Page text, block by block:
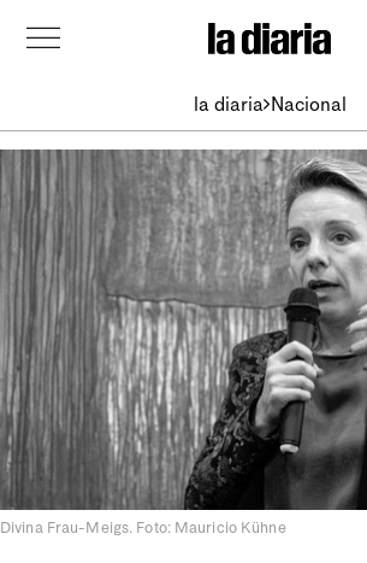
la diaria Nacional
Divina Frau-Meigs. Foto: Mauricio Kühne